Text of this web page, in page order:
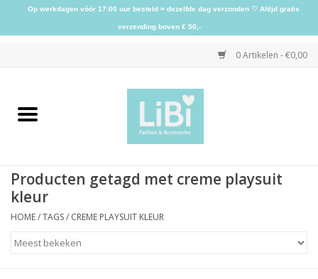
0 Artikelen - €0,00
Home
Kleding
Producten getagd met creme playsuit
kleur
HOME/TAGS/ CREME PLAYSUIT KLEUR
Op werkdagen vóór 17:00 uur besteld = dezelfde dag verzonden ♡ Altijd gratis
verzending boven € 50,-